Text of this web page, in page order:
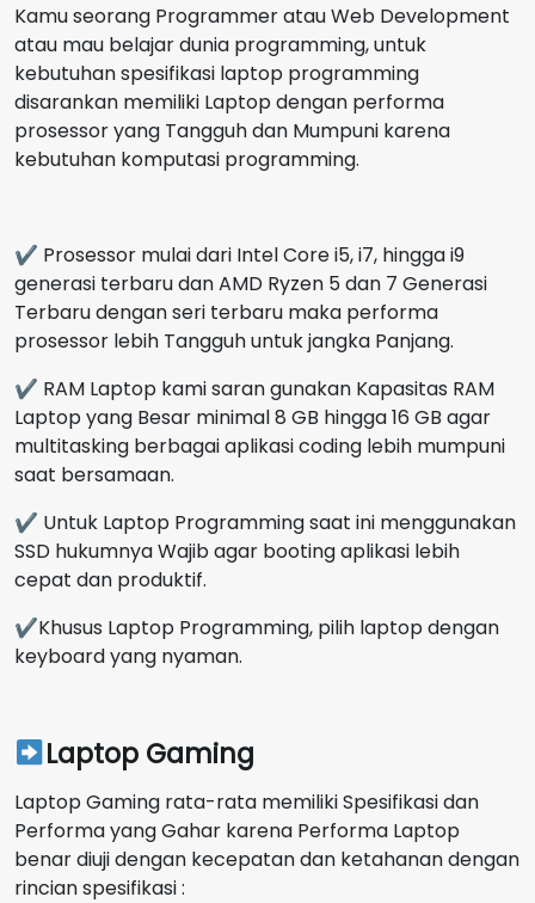
Kamu seorang Programmer atau Web Development
atau mau belajar dunia programming, untuk
kebutuhan spesifikasi laptop programming
disarankan memiliki Laptop dengan performa
prosessor yang Tangguh dan Mumpuni karena
kebutuhan komputasi programming.
✔ Prosessor mulai dari Intel Core i5, i7, hingga i9
generasi terbaru dan AMD Ryzen 5 dan 7 Generasi
Terbaru dengan seri terbaru maka performa
prosessor lebih Tangguh untuk jangka Panjang.
✔ RAM Laptop kami saran gunakan Kapasitas RAM
Laptop yang Besar minimal 8 GB hingga 16 GB agar
multitasking berbagai aplikasi coding lebih mumpuni
saat bersamaan.
✔ Untuk Laptop Programming saat ini menggunakan
SSD hukumnya Wajib agar booting aplikasi lebih
cepat dan produktif.
✔Khusus Laptop Programming, pilih laptop dengan
keyboard yang nyaman.
Laptop Gaming
Laptop Gaming rata-rata memiliki Spesifikasi dan
Performa yang Gahar karena Performa Laptop
benar diuji dengan kecepatan dan ketahanan dengan
rincian spesifikasi :